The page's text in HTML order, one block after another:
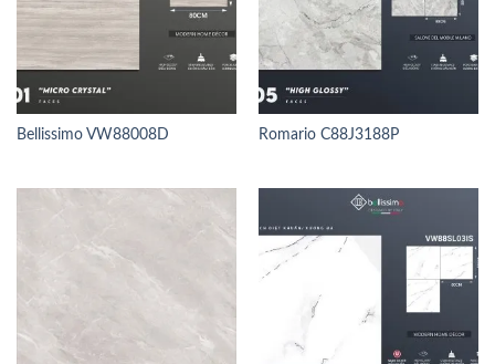
Bellissimo VW88008D Romario C88J3188P